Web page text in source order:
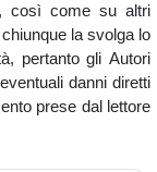
così come su altri
la svolga lo
pertanto gli Autori
danni diretti
prese dal lettore